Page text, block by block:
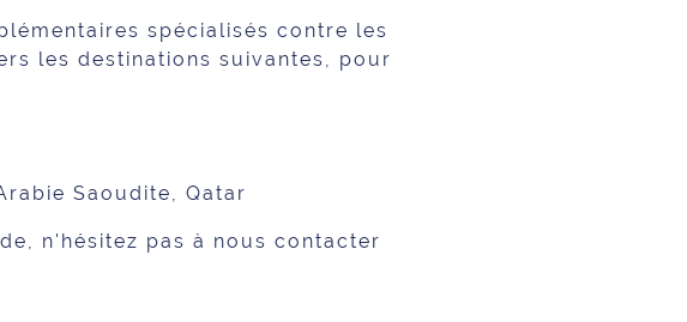
spécialisés contre les
les destinations suivantes, pour
Saoudite, Qatar
n'hésitez pas à nous contacter